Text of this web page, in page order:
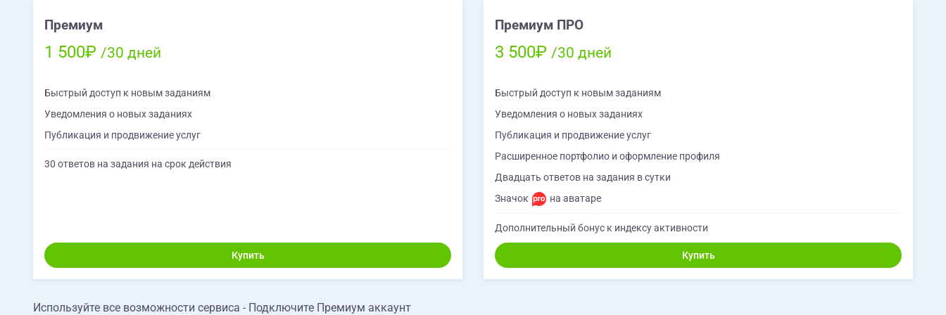
Премиум
1 500₽ /30 дней
Быстрый доступ к новым заданиям
Уведомления о новых заданиях
Публикация и продвижение услуг
30 ответов на задания на срок действия
Купить
Премиум ПРО
3 500₽ /30 дней
Быстрый доступ к новым заданиям
Уведомления о новых заданиях
Публикация и продвижение услуг
Расширенное портфолио и оформление профиля
Двадцать ответов на задания в сутки
Значок
на аватаре
Дополнительный бонус к индексу активности
Купить
Используйте все возможности сервиса - Подключите Премиум аккаунт